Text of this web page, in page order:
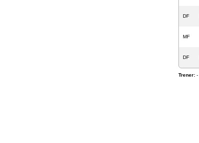
DF
MF
DF
Trener: -